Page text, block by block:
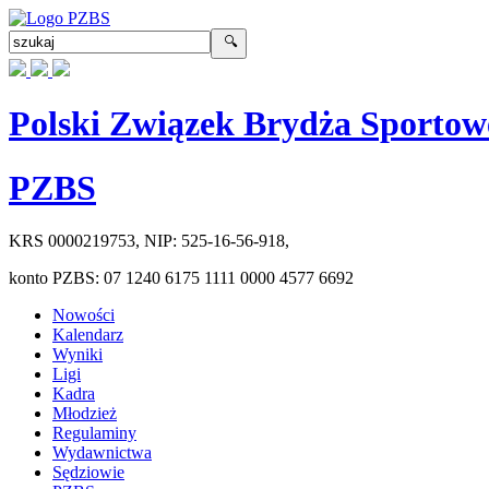
Polski Związek Brydża
PZBS
KRS 0000219753, NIP: 525-16-56-918,
konto PZBS: 07 1240 6175 1111 0000 4577 6692
Nowości
Kalendarz
Wyniki
Ligi
Kadra
Młodzież
Regulaminy
Wydawnictwa
Sędziowie